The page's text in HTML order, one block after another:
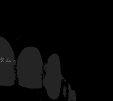
ム -